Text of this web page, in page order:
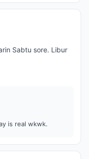
Sabtu sore. Libur
is real wkwk.